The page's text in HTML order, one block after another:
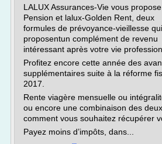
LALUX Assurances-Vie vous
Pension et lalux-Golden Rent, deux
formules de prévoyance-vieillesse
proposentun complément de revenu
intéressant après votre vie
Profitez encore cette année des
supplémentaires suite à la réforme
2017.
Rente viagère mensuelle ou
ou encore une combinaison des
comment vous souhaitez récupérer
Payez moins d’impôts, dans...